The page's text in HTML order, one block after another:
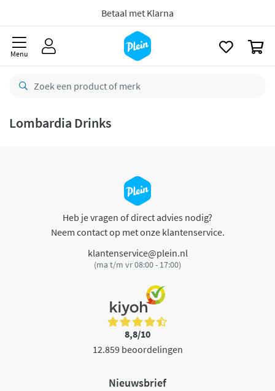
Betaal met Klarna
Menu
Lombardia Drinks
Heb je vragen of direct advies nodig?
Neem contact op met onze klantenservice.
klantenservice@plein.nl
(ma t/m vr 08:00 - 17:00)
8,8/10
12.859 beoordelingen
Nieuwsbrief